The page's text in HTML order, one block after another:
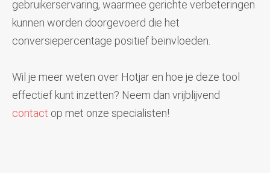
gebruikerservaring, waarmee gerichte verbeteringen
kunnen worden doorgevoerd die het
conversiepercentage positief beïnvloeden.
Wil je meer weten over Hotjar en hoe je deze tool
effectief kunt inzetten? Neem dan vrijblijvend
contact op met onze specialisten!